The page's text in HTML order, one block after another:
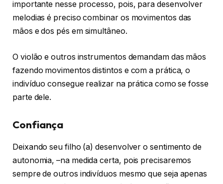
importante nesse processo, pois, para desenvolver
melodias é preciso combinar os movimentos das
mãos e dos pés em simultâneo.
O violão e outros instrumentos demandam das mãos
fazendo movimentos distintos e com a prática, o
indivíduo consegue realizar na prática como se fosse
parte dele.
Confiança
Deixando seu filho (a) desenvolver o sentimento de
autonomia, –na medida certa, pois precisaremos
sempre de outros indivíduos mesmo que seja apenas